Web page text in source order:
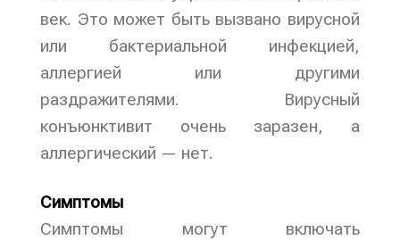
век. Это может быть вызвано вирусной
или бактериальной инфекцией,
аллергией или другими
раздражителями. Вирусный
конъюнктивит очень заразен, а
аллергический — нет.
Симптомы
Симптомы могут включать